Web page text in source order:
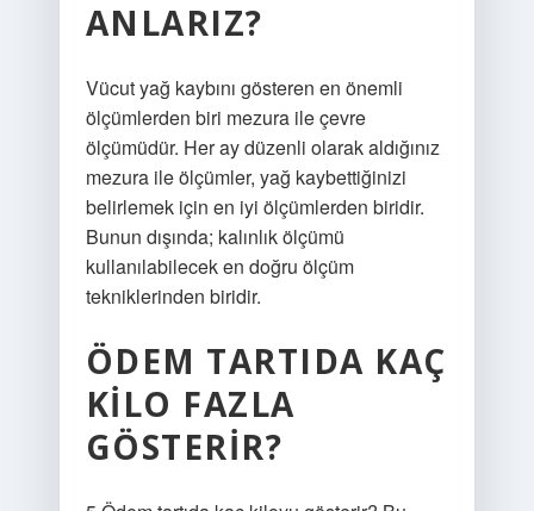
ANLARIZ?
Vücut yağ kaybını gösteren en önemli
ölçümlerden biri mezura ile çevre
ölçümüdür. Her ay düzenli olarak aldığınız
mezura ile ölçümler, yağ kaybettiğinizi
belirlemek için en iyi ölçümlerden biridir.
Bunun dışında; kalınlık ölçümü
kullanılabilecek en doğru ölçüm
tekniklerinden biridir.
ÖDEM TARTIDA KAÇ
KILO FAZLA
GÖSTERIR?